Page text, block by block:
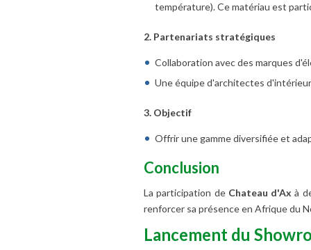
température). Ce matériau est
2. Partenariats stratégiques
Collaboration avec des marques
Une équipe d'architectes
3. Objectif
Offrir une gamme diversifiée et
Conclusion
La participation de Chateau d'Ax à
renforcer sa présence en Afrique du
Lancement du